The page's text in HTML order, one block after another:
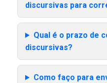
discursivas para
Qual é o prazo de
discursivas?
Como faço para